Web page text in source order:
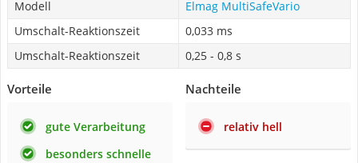
Modell
Elmag MultiSafeVario
Umschalt-Reaktionszeit
0,033 ms
Umschalt-Reaktionszeit
0,25 - 0,8 s
Vorteile
gute Verarbeitung
besonders schnelle
Nachteile
relativ hell